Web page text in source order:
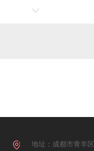
地址：成都市青羊